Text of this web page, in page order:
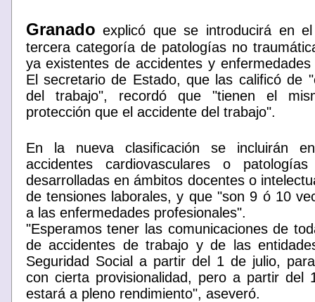
Granado explicó que se introducirá en
tercera categoría de patologías no
ya existentes de accidentes y enfermedades
El secretario de Estado, que las calificó de
del trabajo", recordó que "tienen el
protección que el accidente del trabajo".
En la nueva clasificación se incluirán
accidentes cardiovasculares o patologías
desarrolladas en ámbitos docentes o
de tensiones laborales, y que "son 9 ó 10
a las enfermedades profesionales".
"Esperamos tener las comunicaciones de
de accidentes de trabajo y de las
Seguridad Social a partir del 1 de julio,
con cierta provisionalidad, pero a partir del
estará a pleno rendimiento", aseveró.